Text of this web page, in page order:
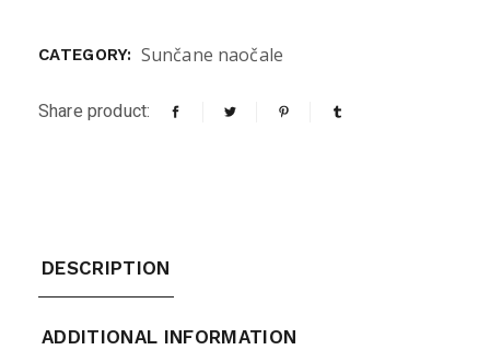
CATEGORY: Sunčane naočale
Share product:
DESCRIPTION
ADDITIONAL INFORMATION